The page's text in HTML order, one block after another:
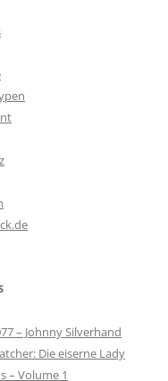
– Johnny Silverhand
Die eiserne Lady
– Volume 1